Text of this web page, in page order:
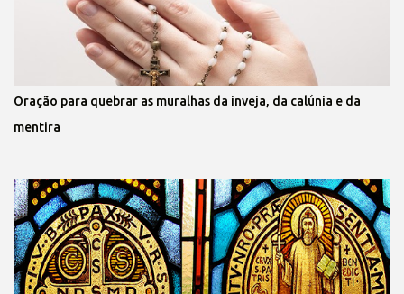
Oração para quebrar as muralhas da inveja, da calúnia e da
mentira